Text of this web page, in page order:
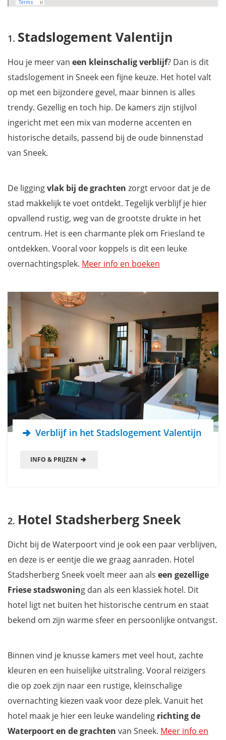
Stadslogement Valentijn
Hou je meer van een kleinschalig verblijf? Dan is dit
stadslogement in Sneek een fijne keuze. Het hotel valt
op met een bijzondere gevel, maar binnen is alles
trendy. Gezellig en toch hip. De kamers zijn stijlvol
ingericht met een mix van moderne accenten en
historische details, passend bij de oude binnenstad
van Sneek.
De liggingvlak bij de grachten zorgt ervoor dat je de
stad makkelijk te voet ontdekt. Tegelijk verblijf je hier
opvallend rustig, weg van de grootste drukte in het
centrum. Het is een charmante plek om Friesland te
ontdekken. Vooral voor koppels is dit een leuke
overnachtingsplek. Meer info en boeken
Verblijf in het Stadslogement Valentijn
INFO & PRIJZEN
Hotel Stadsherberg Sneek
Dicht bij de Waterpoort vind je ook een paar verblijven,
en deze is er eentje die we graag aanraden. Hotel
Stadsherberg Sneek voelt meer aan als een gezellige
Friese stadswoning dan als een klassiek hotel. Dit
hotel ligt net buiten het historische centrum en staat
bekend om zijn warme sfeer en persoonlijke ontvangst.
Binnen vind je knusse kamers met veel hout, zachte
kleuren en een huiselijke uitstraling. Vooral reizigers
die op zoek zijn naar een rustige, kleinschalige
overnachting kiezen vaak voor deze plek. Vanuit het
hotel maak je hier een leuke wandeling richting de
Waterpoort en de grachten van Sneek. Meer info en